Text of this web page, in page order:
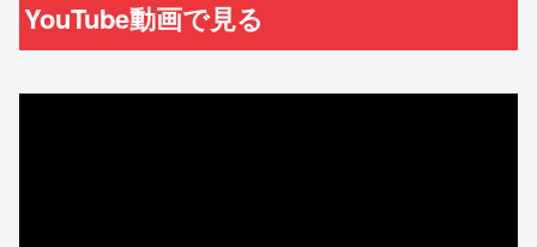
YouTube動画で見る